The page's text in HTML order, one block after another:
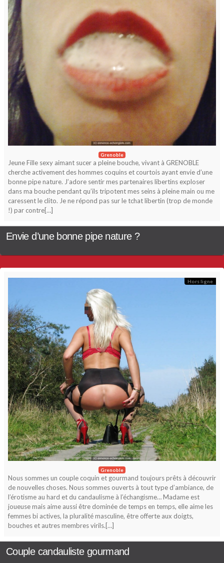
Grenoble
Jeune Fille sexy aimant sucer a pleine bouche, vivant à GRENOBLE
cherche activement des hommes coquins et courtois ayant envie d’une
bonne pipe nature. J’adore sentir mes partenaires libertins exploser
dans ma bouche pendant qu’ils tripotent mes seins à pleine main ou me
caressent le clito. Je ne répond pas sur le tchat libertin (trop de monde
!) par contre[…]
Envie d’une bonne pipe nature ?
Hors ligne
Grenoble
Nous sommes un couple coquin et gourmand toujours prêts à découvrir
de nouvelles choses. Nous sommes ouverts à tout type d’ambiance, de
l’érotisme au hard et du candaulisme à l’échangisme… Madame est
joueuse mais aime aussi être dominée de temps en temps, elle aime les
femmes bi actives, la pluralité masculine, être offerte aux doigts,
bouches et autres membres virils.[…]
Couple candauliste gourmand